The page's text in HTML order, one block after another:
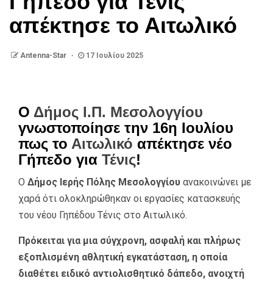
απέκτησε το Αιτωλικό
Antenna-Star 17 Ιουλίου 2025
Ο Δήμος Ι.Π. Μεσολογγίου
γνωστοποίησε την 16η Ιουλίου
πως το Αιτωλικό απέκτησε νέο
Γήπεδο για Τένις!
Ο Δήμος Ιερής Πόλης Μεσολογγίου ανακοινώνει με
χαρά ότι ολοκληρώθηκαν οι εργασίες κατασκευής
του νέου Γηπέδου Τένις στο Αιτωλικό.
Πρόκειται για μια σύγχρονη, ασφαλή και πλήρως
εξοπλισμένη αθλητική εγκατάσταση, η οποία
διαθέτει ειδικό αντιολισθητικό δάπεδο, ανοιχτή